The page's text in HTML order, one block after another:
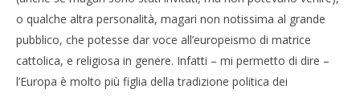
o qualche altra personalità, magari non notissima al grande
pubblico, che potesse dar voce all’europeismo di matrice
cattolica, e religiosa in genere. Infatti – mi permetto di dire –
l’Europa è molto più figlia della tradizione politica dei